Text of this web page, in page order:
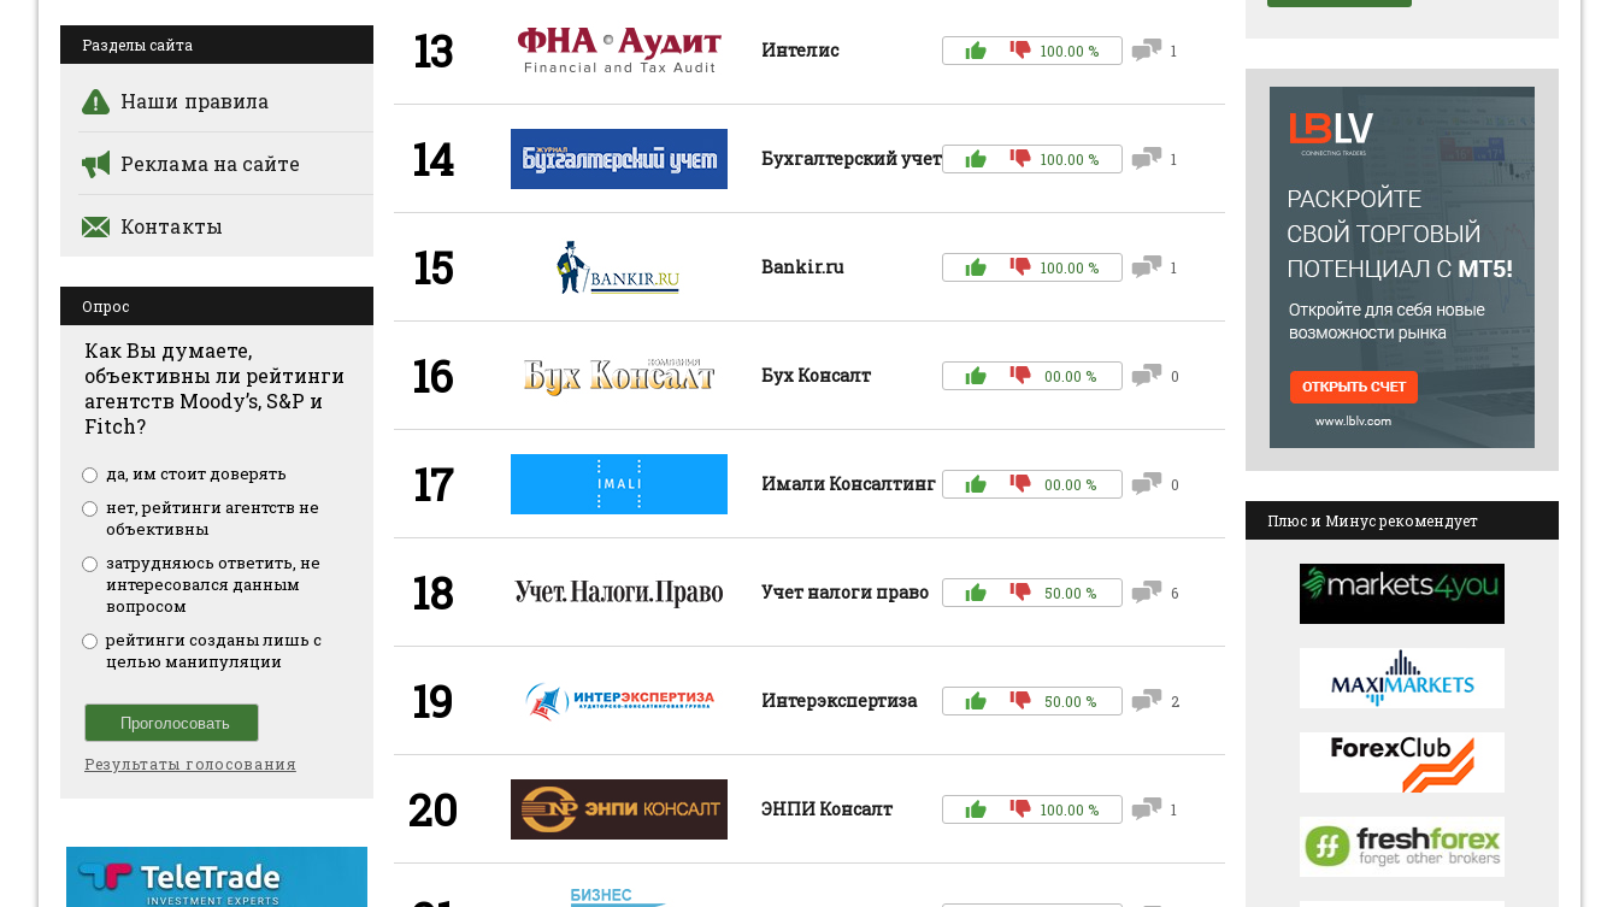
Разделы сайта
Наши правила
Реклама на сайте
Контакты
Опрос
Как Вы думаете,
объективны ли рейтинги
агентств Moody’s, S&P и
Fitch?
да, им стоит доверять
нет, рейтинги агентств не
объективны
затрудняюсь ответить, не
интересовался данным
вопросом
рейтинги созданы лишь с
целью манипуляции
Результаты голосования
13 Интелис 100.00 % 1
14 Бухгалтерский учет 100.00 % 1
15 Bankir.ru 100.00 % 1
16 Бух Консалт 00.00 % 0
17 Имали Консалтинг 00.00 % 0
18 Учет налоги право 50.00 % 6
19 Интерэкспертиза 50.00 % 2
20 ЭНПИ Консалт 100.00 % 1
Плюс и Минус рекомендует